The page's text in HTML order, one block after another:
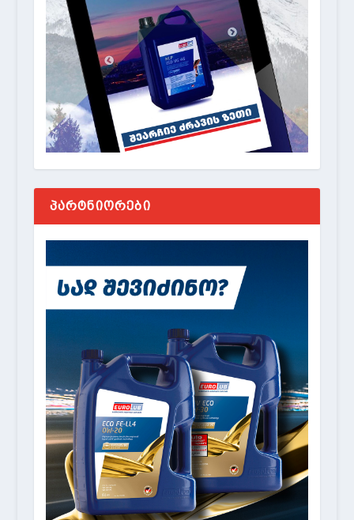
ᲞᲐᲠᲢᲜᲘᲝᲠᲔᲑᲘ